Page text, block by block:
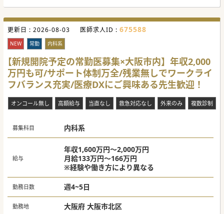
■外来では、風邪や発熱、下痢などの一般内科診療を担当し
ていただきます。未経験の分野はフォロー体制もございま
す。
■オンライン診療を担当しますので、ご興味がおありな先生
のご応募をお待ちしております。
■混雑時で1時間あたり10名前後の患者対応を想定している
ため、テンポの良い診療が求められます。
【やりがい】
■これまで最大年収2,100万円＋管理医師手当200万円の年収
2,300万円のオファー実績もあり高額報酬を狙えます。
■年1回、クリニック業績および個人実績・患者様フィード
■開業前の先生も大歓迎です。クリニック経営や運営のノウ
ハウを学べ、将来的な開業準備にも役立ちます。
更新日 : 2026-08-03 医師求人ID : 675588
NEW 常勤 内科系
【新規開院予定の常勤医募集×大阪市内】年収2,000
万円も可/サポート体制万全/残業無しでワークライ
フバランス充実/医療DXにご興味ある先生歓迎！
オンコール無し 高額給与 当直なし 救急対応なし 外来のみ 複数診制
募集科目 内科系
給与
年収1,600万円～2,000万円
月給133万円～166万円
※経験や働き方により異なる
勤務日数 週4~5日
勤務地 大阪府 大阪市北区